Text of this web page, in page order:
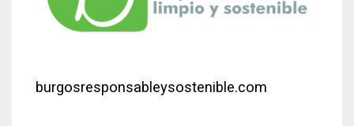
burgosresponsableysostenible.com